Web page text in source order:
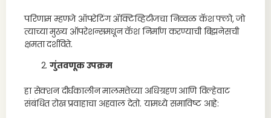
परिणाम म्हणजे ऑपरेटिंग ॲक्टिव्हिटीजचा निव्वळ कॅश फ्लो, जो
त्याच्या मुख्य ऑपरेशन्समधून कॅश निर्माण करण्याची बिझनेसची
क्षमता दर्शविते.
गुंतवणूक उपक्रम
हा सेक्शन दीर्घकालीन मालमत्तेच्या अधिग्रहण आणि विल्हेवाट
संबंधित रोख प्रवाहाचा अहवाल देतो. यामध्ये समाविष्ट आहे: